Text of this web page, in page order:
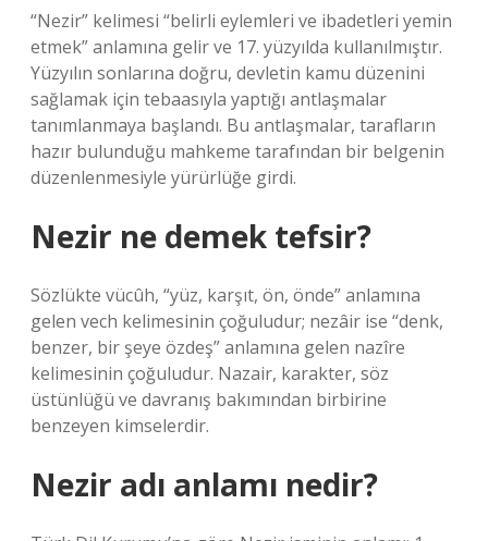
“Nezir” kelimesi “belirli eylemleri ve ibadetleri yemin
etmek” anlamına gelir ve 17. yüzyılda kullanılmıştır.
Yüzyılın sonlarına doğru, devletin kamu düzenini
sağlamak için tebaasıyla yaptığı antlaşmalar
tanımlanmaya başlandı. Bu antlaşmalar, tarafların
hazır bulunduğu mahkeme tarafından bir belgenin
düzenlenmesiyle yürürlüğe girdi.
Nezir ne demek tefsir?
Sözlükte vücûh, “yüz, karşıt, ön, önde” anlamına
gelen vech kelimesinin çoğuludur; nezâir ise “denk,
benzer, bir şeye özdeş” anlamına gelen nazîre
kelimesinin çoğuludur. Nazair, karakter, söz
üstünlüğü ve davranış bakımından birbirine
benzeyen kimselerdir.
Nezir adı anlamı nedir?